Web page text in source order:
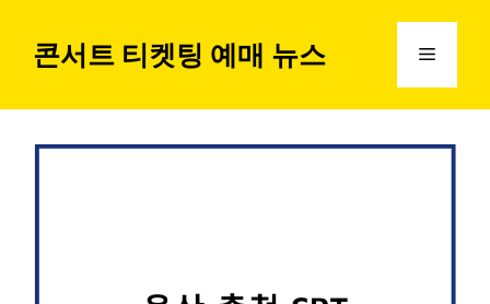
콘서트 티켓팅 예매 뉴스 메